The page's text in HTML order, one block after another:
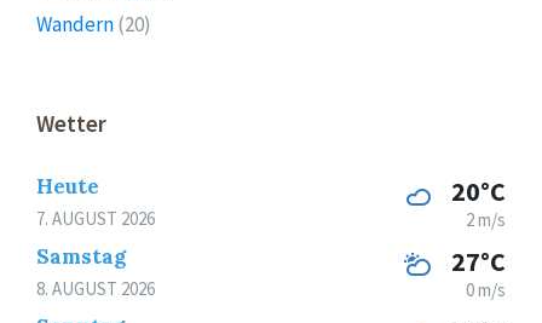
Wandern(20)
Wetter
Heute
7. AUGUST 2026
20°C
2 m/s
Samstag
8. AUGUST 2026
27°C
0 m/s